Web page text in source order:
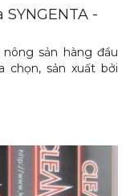
-
nông sản hàng đầu
chọn, sản xuất bởi